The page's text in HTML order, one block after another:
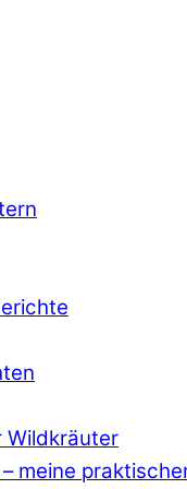
Wildkräuter
meine